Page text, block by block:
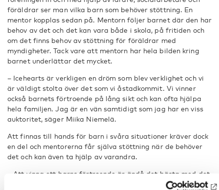
föräldrar ser man vilka barn som behöver stöttning. En
mentor kopplas sedan på. Mentorn följer barnet där den har
behov av det och det kan vara både i skola, på fritiden och
om det finns behov av stöttning för föräldrar med
myndigheter. Tack vare att mentorn har hela bilden kring
barnet underlättar det mycket.
– Icehearts är verkligen en dröm som blev verklighet och vi
är väldigt stolta över det som vi åstadkommit. Vi vinner
också barnets förtroende på lång sikt och kan ofta hjälpa
hela familjen. Jag är en vän samtidigt som jag har en viss
auktoritet, säger Miika Niemelä.
Att finnas till hands för barn i svåra situationer kräver dock
en del och mentorerna får själva stöttning när de behöver
det och kan även ta hjälp av varandra.
– Att vinna ett barns förtroende är ändå det bästa med det
här jobbet. Ett av mina barn ringde mig nyligen när den